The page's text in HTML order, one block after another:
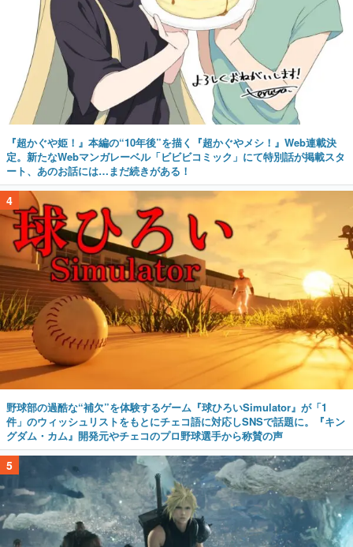
『超かぐや姫！』本編の“10年後”を描く『超かぐやメシ！』Web連載決
定。新たなWebマンガレーベル「ビビビコミック」にて特別話が掲載スタ
ート、あのお話には…まだ続きがある！
4
野球部の過酷な“補欠”を体験するゲーム『球ひろいSimulator』が「1
件」のウィッシュリストをもとにチェコ語に対応しSNSで話題に。『キン
グダム・カム』開発元やチェコのプロ野球選手から称賛の声
5